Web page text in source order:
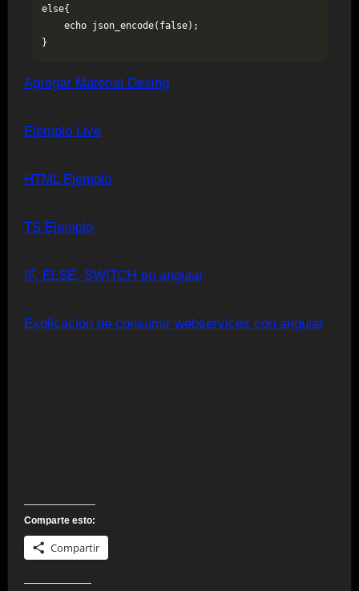
else{
    echo json_encode(false);
}
Agregar Material Desing
Ejemplo Live
HTML Ejemplo
TS Ejemplo
IF, ELSE, SWITCH en angular
Explicacion de consumir webservices con angular
Comparte esto:
Compartir